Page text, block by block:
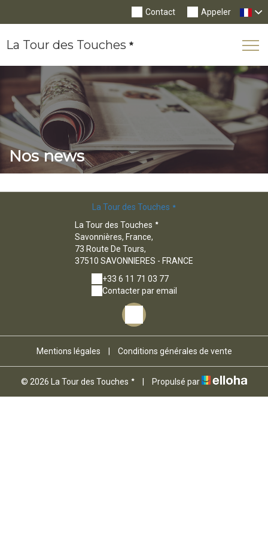
Appeler
Contact
La Tour des Touches
Nos news
La Tour des Touches
La Tour des Touches
Savonnières, France,
73 Route De Tours,
37510 SAVONNIERES - FRANCE
+33 6 11 71 03 77
Contacter par email
Mentions légales Conditions générales de vente
© 2026 La Tour des Touches Propulsé par